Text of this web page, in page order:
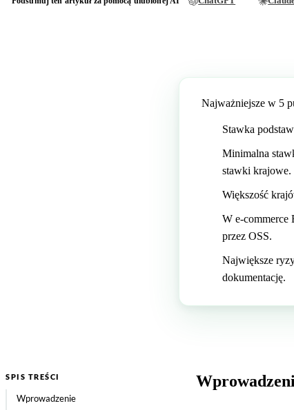
Najważniejsze w 5
Stawka
Minimalna
stawki krajowe.
Większość
W e-commerce
przez OSS.
Największe
dokumentację.
SPIS TREŚCI
Wprowadzenie